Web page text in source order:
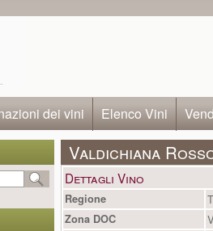
dei vini Elenco Vini
Valdichiana
Dettagli Vino
Regione
Zona DOC